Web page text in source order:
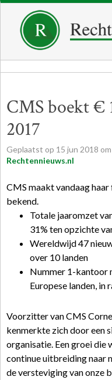
CMS boekt €
2017
Geplaatst op 15 jun 2018 om
Rechtennieuws.nl
CMS maakt vandaag
bekend.
Totale jaaromzet
31% ten opzichte
Wereldwijd 47
over 10 landen
Nummer 1-kantoor
Europese landen,
Voorzitter van CMS
kenmerkte zich door een
organisatie. Een groei die
continue uitbreiding naar
de versteviging van onze